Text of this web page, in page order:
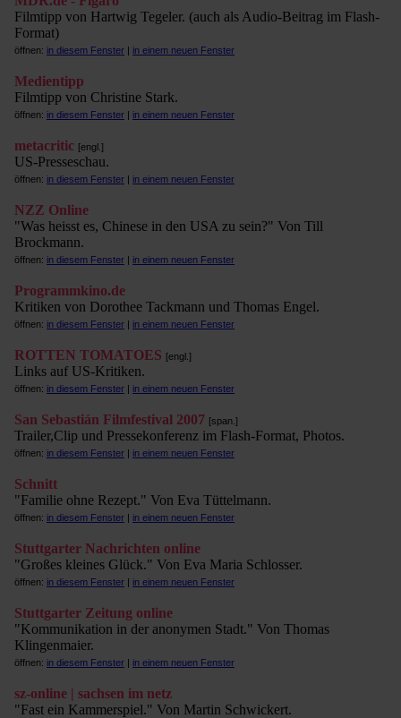
Filmtipp von Hartwig Tegeler. (auch als Audio-Beitrag im Flash-
Format)
öffnen: in diesem Fenster | in einem neuen Fenster
Medientipp
Filmtipp von Christine Stark.
öffnen: in diesem Fenster | in einem neuen Fenster
metacritic [engl.]
US-Presseschau.
öffnen: in diesem Fenster | in einem neuen Fenster
NZZ Online
"Was heisst es, Chinese in den USA zu sein?" Von Till
Brockmann.
öffnen: in diesem Fenster | in einem neuen Fenster
Programmkino.de
Kritiken von Dorothee Tackmann und Thomas Engel.
öffnen: in diesem Fenster | in einem neuen Fenster
ROTTEN TOMATOES [engl.]
Links auf US-Kritiken.
öffnen: in diesem Fenster | in einem neuen Fenster
San Sebastián Filmfestival 2007 [span.]
Trailer,Clip und Pressekonferenz im Flash-Format, Photos.
öffnen: in diesem Fenster | in einem neuen Fenster
Schnitt
"Familie ohne Rezept." Von Eva Tüttelmann.
öffnen: in diesem Fenster | in einem neuen Fenster
Stuttgarter Nachrichten online
"Großes kleines Glück." Von Eva Maria Schlosser.
öffnen: in diesem Fenster | in einem neuen Fenster
Stuttgarter Zeitung online
"Kommunikation in der anonymen Stadt." Von Thomas
Klingenmaier.
öffnen: in diesem Fenster | in einem neuen Fenster
sz-online | sachsen im netz
"Fast ein Kammerspiel." Von Martin Schwickert.